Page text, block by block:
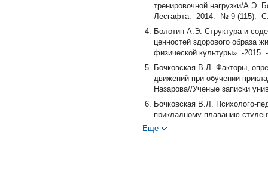
тренировочной нагрузки/А.Э.
Лесгафта. -2014. -№ 9 (115). -
Болотин А.Э. Структура и
ценностей здорового образа
физической культуры». -
Бочковская В.Л. Факторы,
движений при обучении
Назарова//Ученые записки
Бочковская В.Л. Психолого-
прикладному плаванию
университета имени П.Ф.
Еще